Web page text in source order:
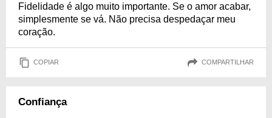
Fidelidade é algo muito importante. Se o amor acabar,
simplesmente se vá. Não precisa despedaçar meu
coração.
COPIAR COMPARTILHAR
Confiança